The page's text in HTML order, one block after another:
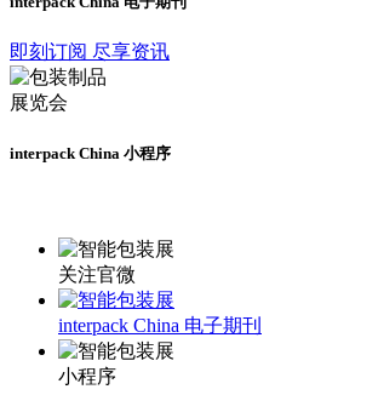
即刻订阅 尽享资讯
interpack China 小程序
关注官微
interpack China 电子期刊
小程序